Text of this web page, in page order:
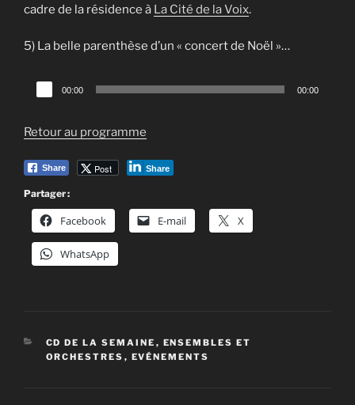
cadre de la résidence à La Cité de la Voix.
5) La belle parenthèse d’un « concert de Noël »…
Lecteur
audio
00:00 00:00
Retour au programme
Share Post Share
Partager :
Facebook E-mail X
WhatsApp
CATÉGORIES
CD DE LA SEMAINE , ENSEMBLES ET
ORCHESTRES , EVÉNEMENTS